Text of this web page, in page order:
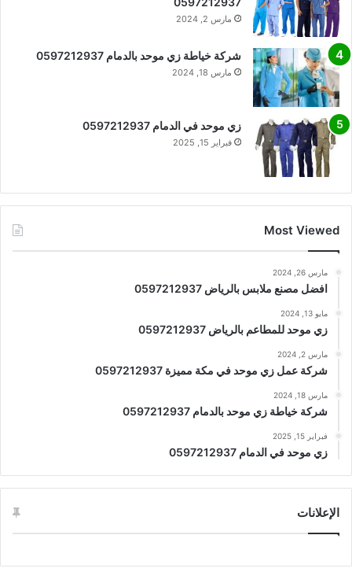
مارس 2, 2024
شركة خياطة زي موحد بالدمام 0597212937
مارس 18, 2024
زي موحد في الدمام 0597212937
فبراير 15, 2025
Most Viewed
مارس 26, 2024
افضل مصنع ملابس بالرياض 0597212937
مايو 13, 2024
زي موحد للمطاعم بالرياض 0597212937
مارس 2, 2024
شركة عمل زي موحد في مكة مميزة 0597212937
مارس 18, 2024
شركة خياطة زي موحد بالدمام 0597212937
فبراير 15, 2025
زي موحد في الدمام 0597212937
الإعلانات